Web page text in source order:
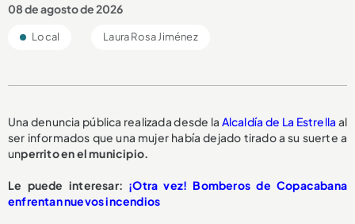
08 de agosto de 2026
Local Laura Rosa Jiménez
Una denuncia pública realizada desde la Alcaldía de La Estrella al
ser informados que una mujer había dejado tirado a su suerte a
unperrito en el municipio.
Le puede interesar: ¡Otra vez! Bomberos de Copacabana
enfrentan nuevos incendios